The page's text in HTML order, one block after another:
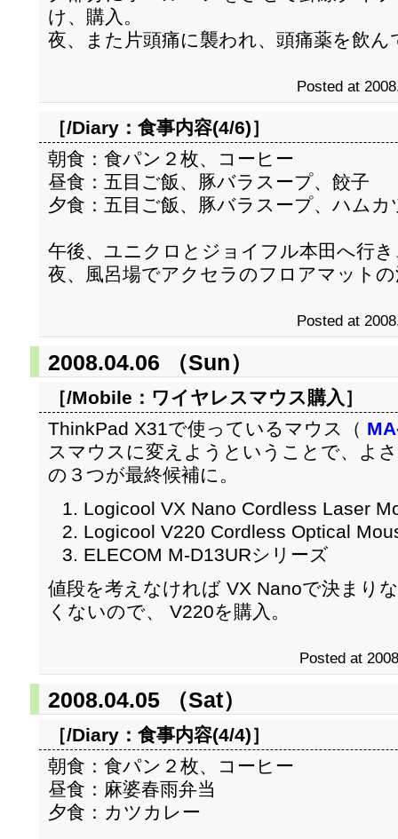
け、購入。
夜、また片頭痛に襲われ、頭痛薬を飲ん
Posted at
［/Diary： 食事内容(4/6)］
朝食：食パン２枚、コーヒー
昼食：五目ご飯、豚バラスープ、餃子
夕食：五目ご飯、豚バラスープ、ハム
午後、ユニクロとジョイフル本田へ行
夜、風呂場でアクセラのフロアマット
Posted at
2008.04.06 （Sun）
［/Mobile： ワイヤレスマウス購入 ］
ThinkPad X31で使っているマウス（
スマウスに変えようということで、よ
の３つが最終候補に。
Logicool VX Nano Cordless Laser
Logicool V220 Cordless Optical
ELECOM M-D13URシリーズ
値段を考えなければ VX Nanoで決まり
くないので、 V220を購入。
Posted at
2008.04.05 （Sat）
［/Diary： 食事内容(4/4)］
朝食：食パン２枚、コーヒー
昼食：麻婆春雨弁当
夕食：カツカレー